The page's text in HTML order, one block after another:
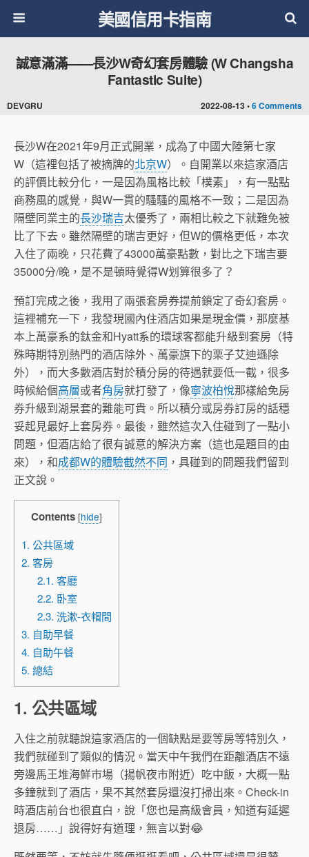
美國信用卡指南
2022-08-13 •6 Comments
誠意滿滿——長沙W奇幻套房體驗 (W Changsha
Fantastic Suite)
DEVGRU
長沙W在2021年9月正式開業，成為了中國大陸第七家
W（這裡包括了被摘牌的北京W）。自開業以來這家酒店
的評價比較分化，一是因為風格比較「樸素」，有一點點
商務風的感覺，與W一貫的騷騷的風格不一致；二是因為
隔壁同業主的長沙瑞吉太優秀了，兩相比較之下就難免被
比了下去。雖然隔壁的瑞吉更好，但W的價格更低，本次
入住了兩晚，只花費了43000萬豪點數，對比之下瑞吉要
35000分/晚，是不是頓時覺得W划算很多了？
預訂完成之後，我用了兩張套房券提前鎖定了奇幻套房。
這裡補充一下，我發現國內住酒店如果是現金價，那麼基
本上萬豪系的鈦金和Hyatt系的環球客都能升級到套房（特
殊時期特別熱門的酒店除外、萬豪旗下的栗子艾迪遜除
外），而大多數酒店對於積分房的待遇就要低一截，很多
時候給個高層或者角房就打發了，像寧波柏悅那樣給免房
券升級到湖景套的難能可貴。所以積分或房券訂房的話穩
妥起見最好上套房券。最後，雖然這次入住碰到了一點小
問題，但酒店給了很有誠意的解決方案（這也是題目的由
來），和成都W的體驗截然不同 ，具碰到的問題我們留到
正文說。
Contents [hide]
1. 公共區域
2. 客房
2.1. 客廳
2.2. 卧室
2.3. 洗漱-衣帽間
3. 自助早餐
4. 自助午餐
5. 總結
1. 公共區域
入住之前就聽說這家酒店的一個缺點是要等房等特別久，
我們就碰到了類似的情況。當天中午我們在距離酒店不遠
旁邊馬王堆海鮮市場（揚帆夜市附近）吃中飯，大概一點
多鐘就到了酒店，果不其然套房還沒打掃出來。Check-in
時酒店前台也很直白，說「您也是高級會員，知道有延遲
退房……」說得好有道理，無言以對😂